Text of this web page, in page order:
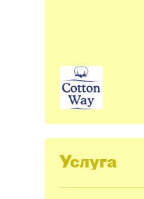
Услуга